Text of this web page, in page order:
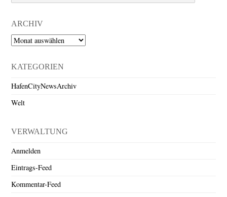
ARCHIV
Archiv
KATEGORIEN
HafenCityNewsArchiv
Welt
VERWALTUNG
Anmelden
Eintrags-Feed
Kommentar-Feed